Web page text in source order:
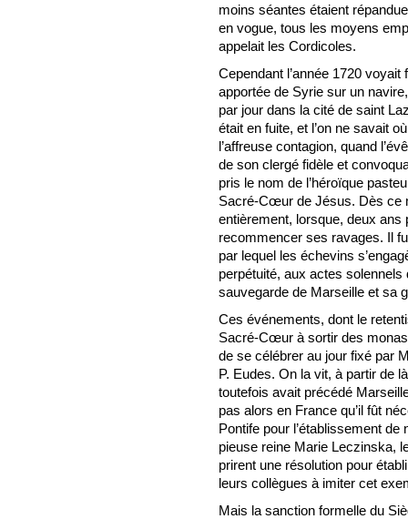
moins séantes étaient
en vogue, tous les moyens
appelait les Cordicoles.
Cependant l’année 1720
apportée de Syrie sur un
par jour dans la cité de saint
était en fuite, et l’on ne savait
l’affreuse contagion, quand
de son clergé fidèle et
pris le nom de l’héroïque
Sacré-Cœur de Jésus. Dès ce
entièrement, lorsque, deux ans
recommencer ses ravages. Il
par lequel les échevins
perpétuité, aux actes solennels
sauvegarde de Marseille et sa
Ces événements, dont le
Sacré-Cœur à sortir des
de se célébrer au jour fixé par
P. Eudes. On la vit, à partir de
toutefois avait précédé
pas alors en France qu’il fût
Pontife pour l’établissement
pieuse reine Marie Leczinska,
prirent une résolution pour
leurs collègues à imiter cet
Mais la sanction formelle du